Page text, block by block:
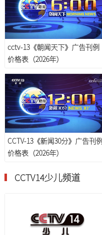
cctv-13《朝闻天下》广告刊例
价格表（2026年）
CCTV-13《新闻30分》广告刊例
价格表（2026年）
CCTV14少儿频道